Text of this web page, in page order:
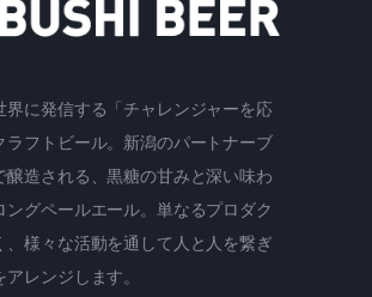
界に発信する「チャレンジャーを応
ラフトビール。新潟のパートナーブ
醸造される、黒糖の甘みと深い味わ
ングペールエール。単なるプロダク
、様々な活動を通して人と人を繋ぎ
レンジします。